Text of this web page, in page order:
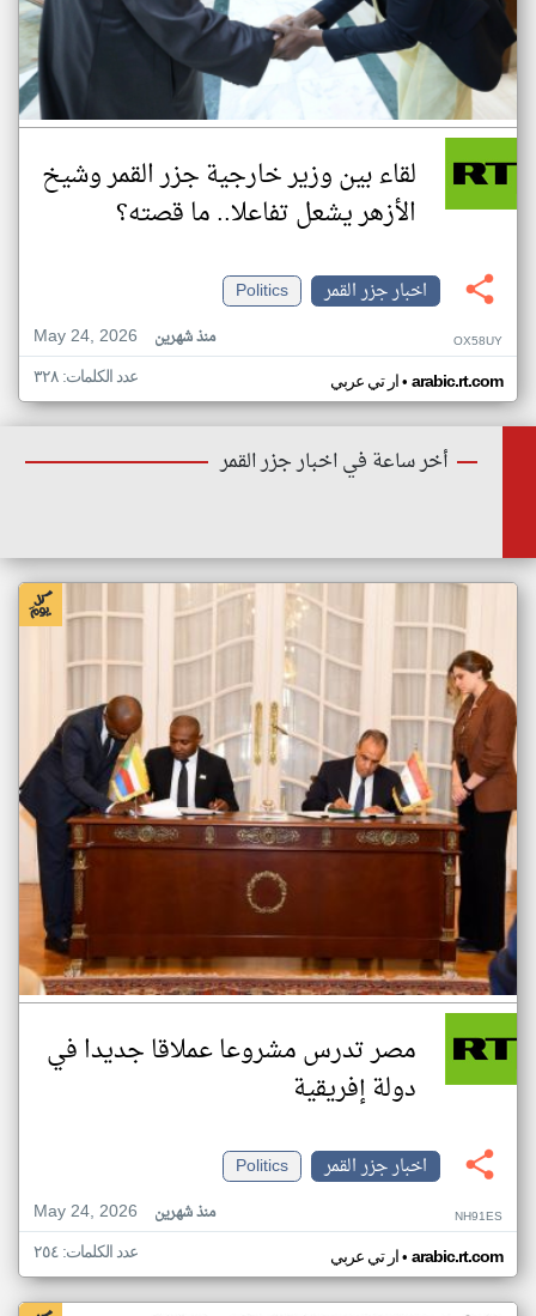
لقاء بين وزير خارجية جزر القمر وشيخ
الأزهر يشعل تفاعلا.. ما قصته؟
اخبار جزر القمر
Politics
May 24, 2026
منذ شهرين OX58UY
ار تي عربي• arabic.rt.com عدد الكلمات: ٣٢٨
أخر ساعة في اخبار جزر القمر
مصر تدرس مشروعا عملاقا جديدا في
دولة إفريقية
اخبار جزر القمر
Politics
May 24, 2026
منذ شهرين NH91ES
ار تي عربي• arabic.rt.com عدد الكلمات: ٢٥٤